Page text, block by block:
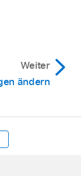
Weiter
ändern